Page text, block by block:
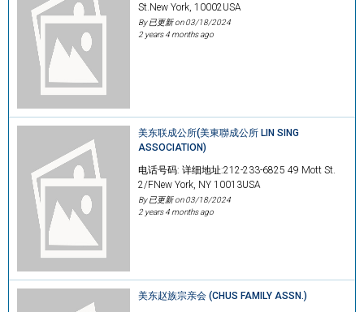
St.New York, 10002USA
By 已更新 on03/18/2024
2 years 4 months ago
美东联成公所(美東聯成公所 LIN SING
ASSOCIATION)
电话号码: 详细地址:212-233-6825 49 Mott St.
2/FNew York, NY 10013USA
By 已更新 on03/18/2024
2 years 4 months ago
美东赵族宗亲会 (CHUS FAMILY ASSN.)